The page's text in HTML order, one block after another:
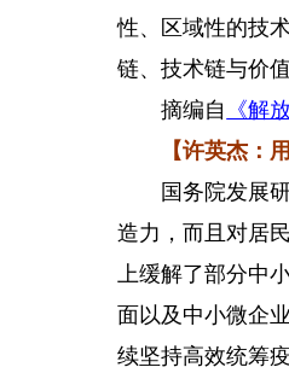
性、区域性的技
链、技术链与价
摘编自
《解
【许英杰：用
国务院发展研
造力，而且对居
上缓解了部分中
面以及中小微企
续坚持高效统筹